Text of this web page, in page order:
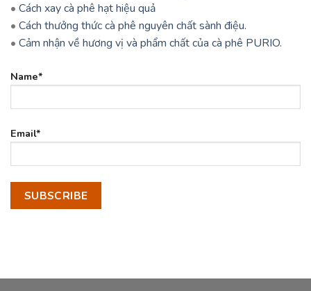
• Cách xay cà phê hạt hiệu quả
• Cách thưởng thức cà phê nguyên chất sành điệu.
• Cảm nhận về hương vị và phẩm chất của cà phê PURIO.
Name*
Email*